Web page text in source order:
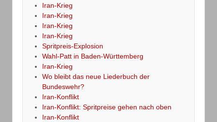
Iran-Krieg
Iran-Krieg
Iran-Krieg
Iran-Krieg
Spritpreis-Explosion
Wahl-Patt in Baden-Württemberg
Iran-Krieg
Wo bleibt das neue Liederbuch der
Bundeswehr?
Iran-Konflikt
Iran-Konflikt: Spritpreise gehen nach oben
Iran-Konflikt